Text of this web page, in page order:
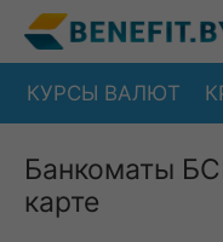
КУРСЫ ВАЛЮТ
Банкоматы
карте